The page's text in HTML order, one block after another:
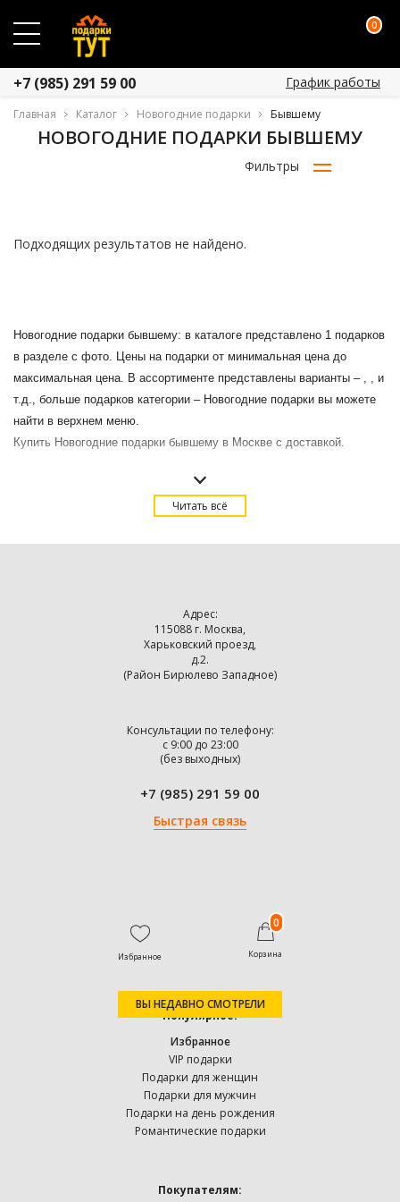
0
+7 (985) 291 59 00 График работы
Главная Каталог Новогодние подарки Бывшему
НОВОГОДНИЕ ПОДАРКИ БЫВШЕМУ
Фильтры
Подходящих результатов не найдено.
Новогодние подарки бывшему: в каталоге представлено 1 подарков
в разделе с фото. Цены на подарки от минимальная цена до
максимальная цена. В ассортименте представлены варианты – , , и
т.д., больше подарков категории – Новогодние подарки вы можете
найти в верхнем меню.
Купить Новогодние подарки бывшему в Москве с доставкой.
Читать всё
Адрес:
115088 г. Москва,
Харьковский проезд,
д.2.
(Район Бирюлево Западное)
Консультации по телефону:
с 9:00 до 23:00
(без выходных)
+7 (985) 291 59 00
Быстрая связь
Популярное:
Избранное
VIP подарки
Подарки для женщин
Подарки для мужчин
Подарки на день рождения
Романтические подарки
Покупателям:
Избранное
0
Корзина
ВЫ НЕДАВНО СМОТРЕЛИ